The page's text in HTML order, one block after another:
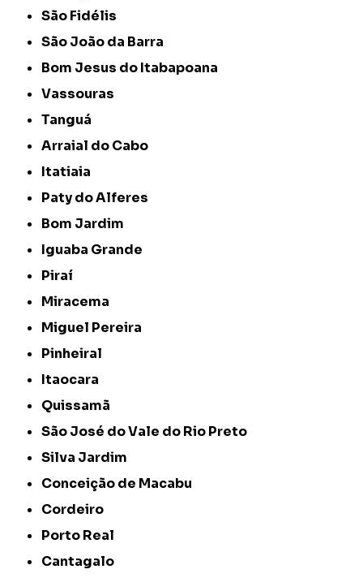
São Fidélis
São João da Barra
Bom Jesus do Itabapoana
Vassouras
Tanguá
Arraial do Cabo
Itatiaia
Paty do Alferes
Bom Jardim
Iguaba Grande
Piraí
Miracema
Miguel Pereira
Pinheiral
Itaocara
Quissamã
São José do Vale do Rio Preto
Silva Jardim
Conceição de Macabu
Cordeiro
Porto Real
Cantagalo